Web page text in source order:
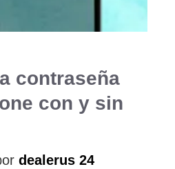
contraseña
con y sin
dealerus 24